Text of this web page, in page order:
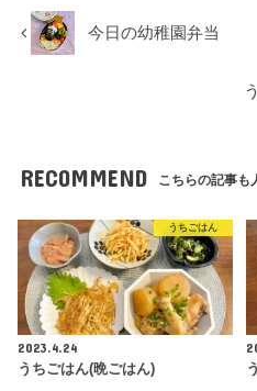
今日の幼稚園弁当
RECOMMEND こちらの記事も
うちごはん
2023.4.24
うちごはん(晩ごはん)